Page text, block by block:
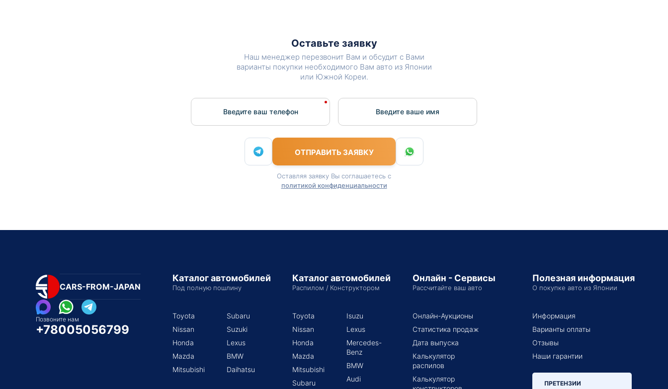
Оставьте заявку
Наш менеджер перезвонит Вам и обсудит с Вами
варианты покупки необходимого Вам авто из Японии
или Южной Кореи.
Введите ваш телефон Введите вашe имя
ОТПРАВИТЬ ЗАЯВКУ
Оставляя заявку Вы соглашаетесь с
политикой конфиденциальности
CARS-FROM-JAPAN
Позвоните нам
+78005056799
Каталог автомобилей
Под полную пошлину
Toyota
Nissan
Honda
Mazda
Mitsubishi
Subaru
Suzuki
Lexus
BMW
Daihatsu
Каталог автомобилей
Распилом / Конструктором
Toyota
Nissan
Honda
Mazda
Mitsubishi
Subaru
Isuzu
Lexus
Mercedes-
Benz
BMW
Audi
Онлайн - Сервисы
Рассчитайте ваш авто
Онлайн-Аукционы
Статистика продаж
Дата выпуска
Калькулятор
распилов
Калькулятор
Полезная информация
О покупке авто из Японии
Информация
Варианты оплаты
Отзывы
Наши гарантии
ПРЕТЕНЗИИ